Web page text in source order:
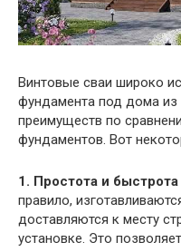
Винтовые сваи широко
фундамента под дома из
преимуществ по
фундаментов. Вот
1. Простота и быстрота
правило,
доставляются к месту
установке. Это